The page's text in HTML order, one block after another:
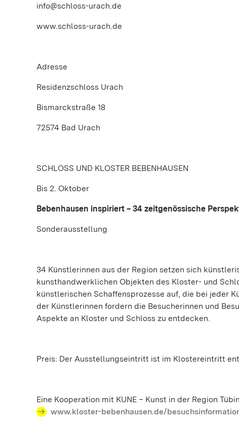
info@schloss-urach.de
www.schloss-urach.de
Adresse
Residenzschloss Urach
Bismarckstraße 18
72574 Bad Urach
SCHLOSS UND KLOSTER BEBENHAUSEN
Bis 2. Oktober
Bebenhausen inspiriert – 34 zeitgenössische
Sonderausstellung
34 Künstlerinnen aus der Region setzen sich
kunsthandwerklichen Objekten des Kloster- und
künstlerischen Schaffensprozesse auf, die bei jeder
der Künstlerinnen fordern die Besucherinnen und
Aspekte an Kloster und Schloss zu entdecken.
Preis: Der Ausstellungseintritt ist im Klostereintritt
Eine Kooperation mit KUNE – Kunst in der Region
www.kloster-bebenhausen.de/